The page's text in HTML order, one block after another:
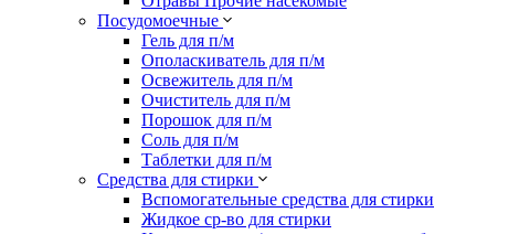
Посудомоечные
Гель для п/м
Ополаскиватель для п/м
Освежитель для п/м
Очиститель для п/м
Порошок для п/м
Соль для п/м
Таблетки для п/м
Средства для стирки
Вспомогательные средства для стирки
Жидкое ср-во для стирки